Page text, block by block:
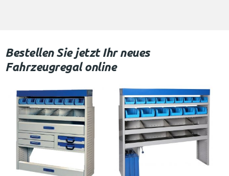
Bestellen Sie jetzt Ihr neues
Fahrzeugregal online